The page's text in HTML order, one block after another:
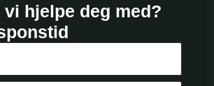
vi hjelpe deg med?